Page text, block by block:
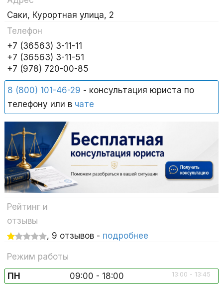
Саки, Курортная улица, 2
Телефон
+7 (36563) 3-11-11
+7 (36563) 3-11-51
+7 (978) 720-00-85
8 (800) 101-46-29 - консультация юриста по
телефону или в чате
Рейтинг и
отзывы
, 9 отзывов - подробнее
Режим работы
ПН
09:00 - 18:00 13:00 - 13:45